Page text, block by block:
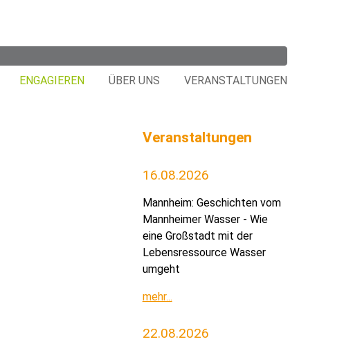
ENGAGIEREN ÜBER UNS VERANSTALTUNGEN
Veranstaltungen
16.08.2026
Mannheim: Geschichten vom
Mannheimer Wasser - Wie
eine Großstadt mit der
Lebensressource Wasser
umgeht
mehr...
22.08.2026